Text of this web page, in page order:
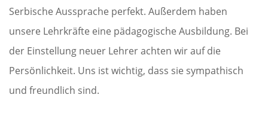
Serbische Aussprache perfekt. Außerdem haben
unsere Lehrkräfte eine pädagogische Ausbildung. Bei
der Einstellung neuer Lehrer achten wir auf die
Persönlichkeit. Uns ist wichtig, dass sie sympathisch
und freundlich sind.